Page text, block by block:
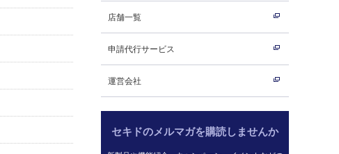
店舗一覧
申請代行サービス
運営会社
セキドのメルマガを購読しませんか